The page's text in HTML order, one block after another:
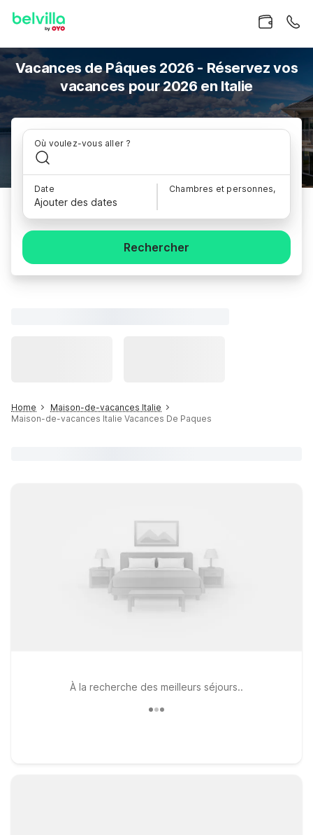
Vacances de Pâques 2026 - Réservez vos
vacances pour 2026 en Italie
Où voulez-vous aller ?
Date
Ajouter des dates
Chambres et personnes,
Rechercher
Home
Maison-de-vacances Italie
Maison-de-vacances Italie Vacances De Paques
À la recherche des meilleurs séjours..